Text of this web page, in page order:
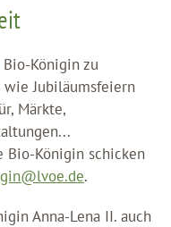
Königin zu
Jubiläumsfeiern
Märkte,
Bio-Königin schicken
.
Anna-Lena II. auch